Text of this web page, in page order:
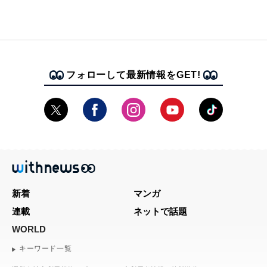
フォローして最新情報をGET!
新着
マンガ
連載
ネットで話題
WORLD
キーワード一覧